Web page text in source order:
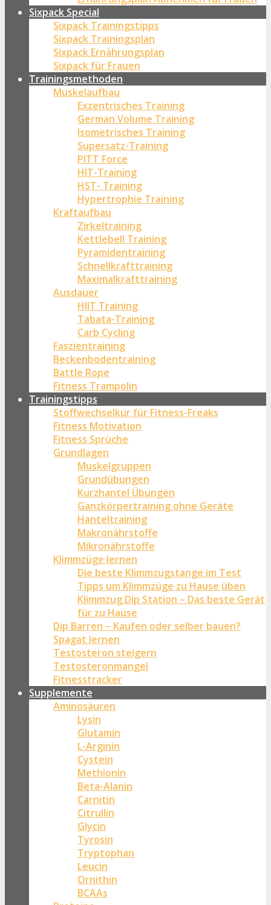
Sixpack Special
Sixpack Trainingstipps
Sixpack Trainingsplan
Sixpack Ernährungsplan
Sixpack für Frauen
Trainingsmethoden
Muskelaufbau
Exzentrisches Training
German Volume Training
Isometrisches Training
Supersatz-Training
PITT Force
HIT-Training
HST- Training
Hypertrophie Training
Kraftaufbau
Zirkeltraining
Kettlebell Training
Pyramidentraining
Schnellkrafttraining
Maximalkrafttraining
Ausdauer
HIIT Training
Tabata-Training
Carb Cycling
Faszientraining
Beckenbodentraining
Battle Rope
Fitness Trampolin
Trainingstipps
Stoffwechselkur für Fitness-Freaks
Fitness Motivation
Fitness Sprüche
Grundlagen
Muskelgruppen
Grundübungen
Kurzhantel Übungen
Ganzkörpertraining ohne Geräte
Hanteltraining
Makronährstoffe
Mikronährstoffe
Klimmzüge lernen
Die beste Klimmzugstange im Test
Tipps um Klimmzüge zu Hause üben
Klimmzug Dip Station – Das beste Gerät
für zu Hause
Dip Barren – Kaufen oder selber bauen?
Spagat lernen
Testosteron steigern
Testosteronmangel
Fitnesstracker
Supplemente
Aminosäuren
Lysin
Glutamin
L-Arginin
Cystein
Methionin
Beta-Alanin
Carnitin
Citrullin
Glycin
Tyrosin
Tryptophan
Leucin
Ornithin
BCAAs